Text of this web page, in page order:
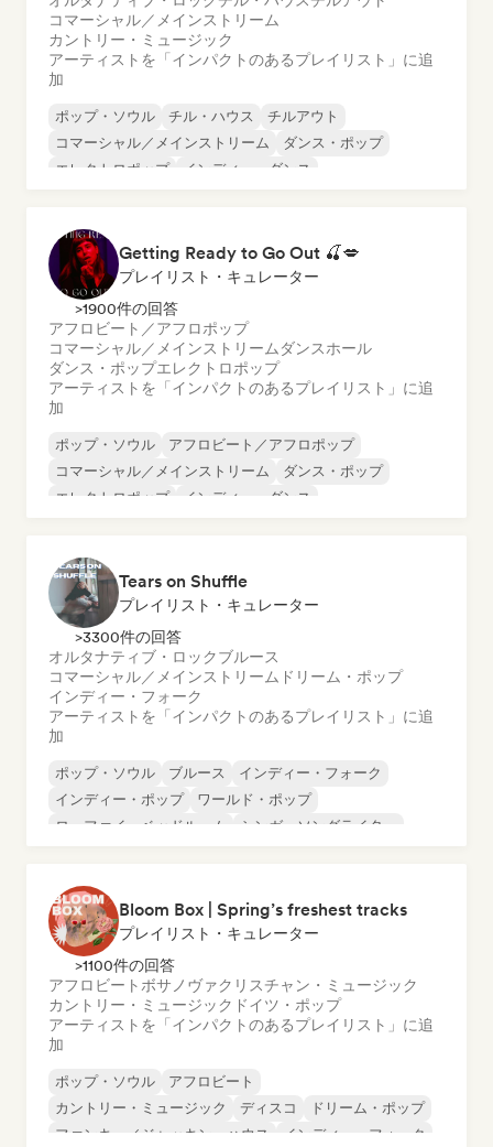
コマーシャル／メインストリーム
カントリー・ミュージック
アーティストを「インパクトのあるプレイリスト」に追
加
ポップ・ソウル チル・ハウス
チルアウト
コマーシャル／メインストリーム
ダンス・ポップ
エレクトロポップ
インディー・ダンス
Getting Ready to Go Out 🍒💋
プレイリスト・キュレーター
>1900件の回答
アフロビート／アフロポップ
コマーシャル／メインストリーム ダンスホール
ダンス・ポップエレクトロポップ
アーティストを「インパクトのあるプレイリスト」に追
加
ポップ・ソウル
アフロビート／アフロポップ
コマーシャル／メインストリーム
ダンス・ポップ
エレクトロポップ
インディー・ダンス
Tears on Shuffle
プレイリスト・キュレーター
>3300件の回答
オルタナティブ・ロックブルース
コマーシャル／メインストリーム ドリーム・ポップ
インディー・フォーク
アーティストを「インパクトのあるプレイリスト」に追
加
ポップ・ソウル ブルース
インディー・フォーク
インディー・ポップ
ワールド・ポップ
ローファイ・ベッドルーム
シンガーソングライター
Bloom Box | Spring’s freshest tracks
プレイリスト・キュレーター
>1100件の回答
アフロビート ボサノヴァクリスチャン・ミュージック
カントリー・ミュージック ドイツ・ポップ
アーティストを「インパクトのあるプレイリスト」に追
加
ポップ・ソウル
アフロビート
カントリー・ミュージック
ディスコ
ドリーム・ポップ
ファンキー／ジャッキン・ハウス
インディー・フォーク